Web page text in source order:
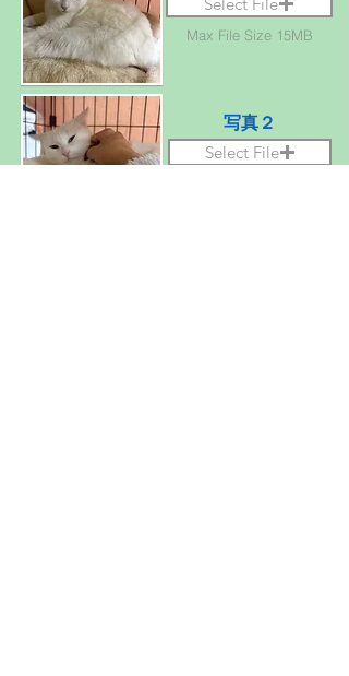
Max File Size 15MB
写真２
Select File